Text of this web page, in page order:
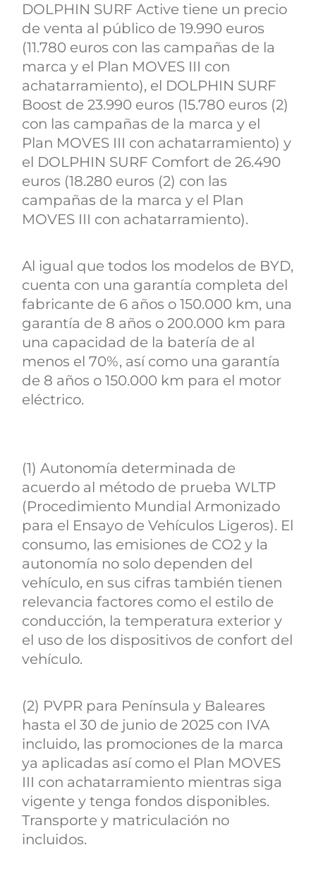
DOLPHIN SURF Active tiene un precio
de venta al público de 19.990 euros
(11.780 euros con las campañas de la
marca y el Plan MOVES III con
achatarramiento), el DOLPHIN SURF
Boost de 23.990 euros (15.780 euros (2)
con las campañas de la marca y el
Plan MOVES III con achatarramiento) y
el DOLPHIN SURF Comfort de 26.490
euros (18.280 euros (2) con las
campañas de la marca y el Plan
MOVES III con achatarramiento).
Al igual que todos los modelos de BYD,
cuenta con una garantía completa del
fabricante de 6 años o 150.000 km, una
garantía de 8 años o 200.000 km para
una capacidad de la batería de al
menos el 70%, así como una garantía
de 8 años o 150.000 km para el motor
eléctrico.
(1) Autonomía determinada de
acuerdo al método de prueba WLTP
(Procedimiento Mundial Armonizado
para el Ensayo de Vehículos Ligeros). El
consumo, las emisiones de CO2 y la
autonomía no solo dependen del
vehículo, en sus cifras también tienen
relevancia factores como el estilo de
conducción, la temperatura exterior y
el uso de los dispositivos de confort del
vehículo.
(2) PVPR para Península y Baleares
hasta el 30 de junio de 2025 con IVA
incluido, las promociones de la marca
ya aplicadas así como el Plan MOVES
III con achatarramiento mientras siga
vigente y tenga fondos disponibles.
Transporte y matriculación no
incluidos.